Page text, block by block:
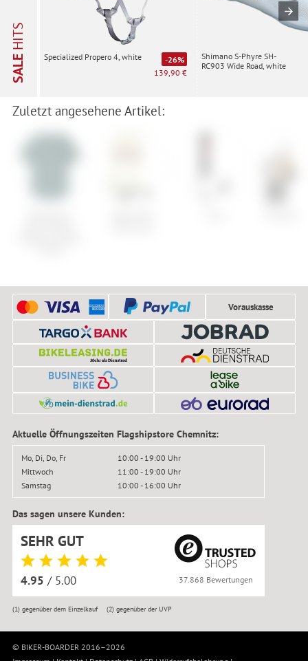
SALE
HITS
Specialized Propero 4, white
-26%
139,90 €
Shimano S-Phyre SH-
RC903 Wide Road, white
Zuletzt angesehene Artikel:
Vorauskasse
Aktuelle Öffnungszeiten Flagshipstore Chemnitz:
Mo, Di, Do, Fr
10:00 - 19:00 Uhr
Mittwoch
11:00 - 19:00 Uhr
Samstag
10:00 - 16:00 Uhr
Das sagen unsere Kunden:
SEHR GUT
4.95 / 5.00 37.868 Bewertungen
(1)gegenüber dem Einzelkauf (2) gegenüber der UVP
© BIKER-BOARDER 2016–2026